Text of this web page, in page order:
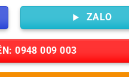
ZALO
0948 009 003